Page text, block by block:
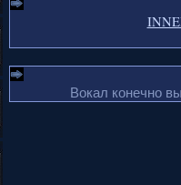
Вокал конечно